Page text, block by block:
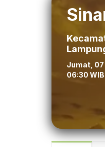
Jumat,
06:30 WIB